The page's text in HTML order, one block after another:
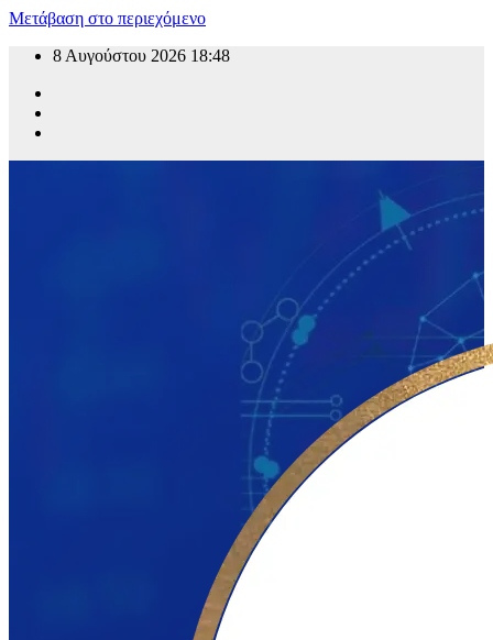
Μετάβαση στο περιεχόμενο
8 Αυγούστου 2026 18:48